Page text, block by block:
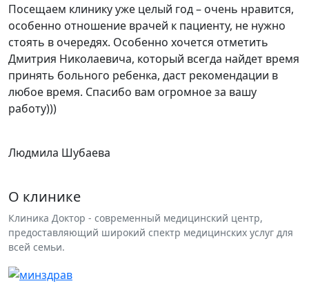
Посещаем клинику уже целый год – очень нравится,
особенно отношение врачей к пациенту, не нужно
стоять в очередях. Особенно хочется отметить
Дмитрия Николаевича, который всегда найдет время
принять больного ребенка, даст рекомендации в
любое время. Спасибо вам огромное за вашу
работу)))
Людмила Шубаева
О клинике
Клиника Доктор - современный медицинский центр,
предоставляющий широкий спектр медицинских услуг для
всей семьи.